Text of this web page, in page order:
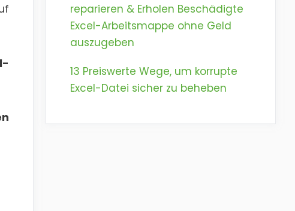
reparieren & Erholen Beschädigte
Excel-Arbeitsmappe ohne Geld
auszugeben
13 Preiswerte Wege, um korrupte
Excel-Datei sicher zu beheben